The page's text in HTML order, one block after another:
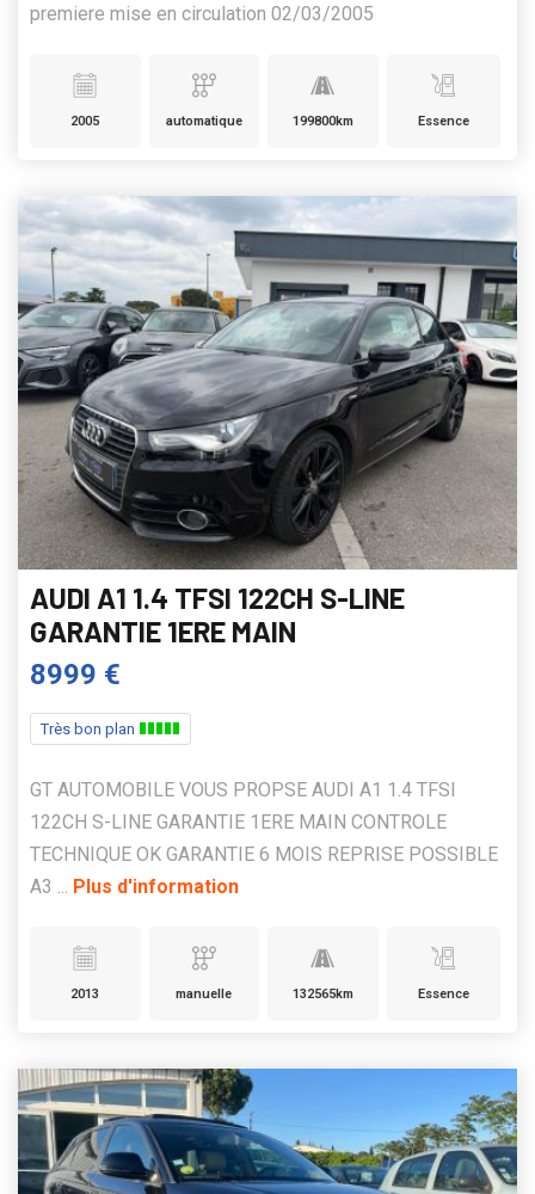
premiere mise en circulation 02/03/2005
2005 automatique 199800km Essence
AUDI A1 1.4 TFSI 122CH S-LINE
GARANTIE 1ERE MAIN
8999 €
Très bon plan
GT AUTOMOBILE VOUS PROPSE AUDI A1 1.4 TFSI
122CH S-LINE GARANTIE 1ERE MAIN CONTROLE
TECHNIQUE OK GARANTIE 6 MOIS REPRISE POSSIBLE
A3 ... Plus d'information
2013 manuelle 132565km Essence